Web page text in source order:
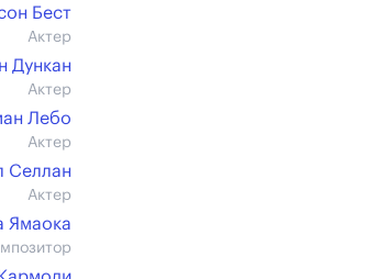
Бест
Актер
Дункан
Актер
Лебо
Актер
Селлан
Актер
Ямаока